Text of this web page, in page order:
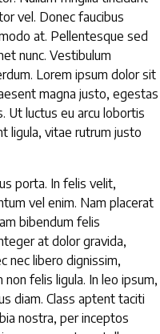
vel. Donec faucibus
at. Pellentesque sed
nunc. Vestibulum
Lorem ipsum dolor sit
magna justo, egestas
Ut luctus eu arcu lobortis
ligula, vitae rutrum justo
porta. In felis velit,
vel enim. Nam placerat
bibendum felis
at dolor gravida,
nec libero dignissim,
felis ligula. In leo ipsum,
diam. Class aptent taciti
nostra, per inceptos